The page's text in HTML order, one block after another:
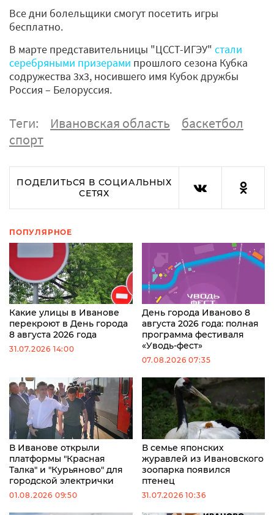
Все дни болельщики смогут посетить игры
бесплатно.
В марте представительницы "ЦССТ-ИГЭУ" стали
серебряными призерами прошлого сезона Кубка
содружества 3x3, носившего имя Кубок дружбы
Россия – Белоруссия.
Теги: Ивановская область
баскетбол
спорт
ПОДЕЛИТЬСЯ В СОЦИАЛЬНЫХ
СЕТЯХ
ПОПУЛЯРНОЕ
Какие улицы в Иванове
перекроют в День города
8 августа 2026 года
31.07.2026 14:00
День города Иваново 8
августа 2026 года: полная
программа фестиваля
«Уводь-фест»
07.08.2026 07:35
В Иванове открыли
платформы "Красная
Талка" и "Курьяново" для
городской электрички
01.08.2026 09:50
В семье японских
журавлей из Ивановского
зоопарка появился
птенец
31.07.2026 10:36